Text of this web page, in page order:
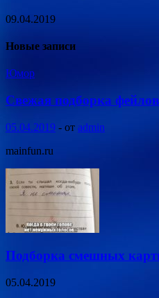
09.04.2019
Новые записи
Юмор
Свежая подборка
05.04.2019 - от admin
mainfun.ru
Подборка смешных
05.04.2019